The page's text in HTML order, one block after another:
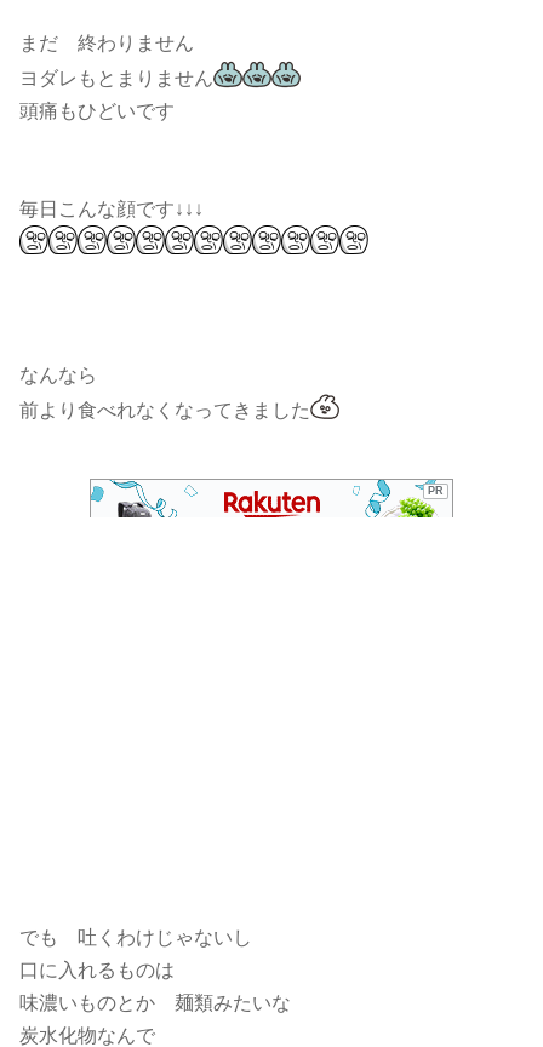
まだ 終わりません
ヨダレもとまりません
頭痛もひどいです
毎日こんな顔です↓↓↓
なんなら
前より食べれなくなってきました
PR
でも 吐くわけじゃないし
口に入れるものは
味濃いものとか 麺類みたいな
炭水化物なんで